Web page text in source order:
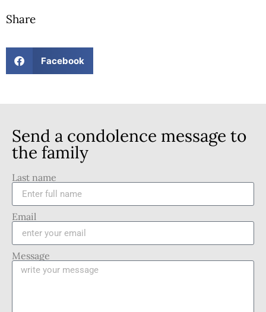
Share
Facebook
Send a condolence message to
the family
Last name
Email
Message